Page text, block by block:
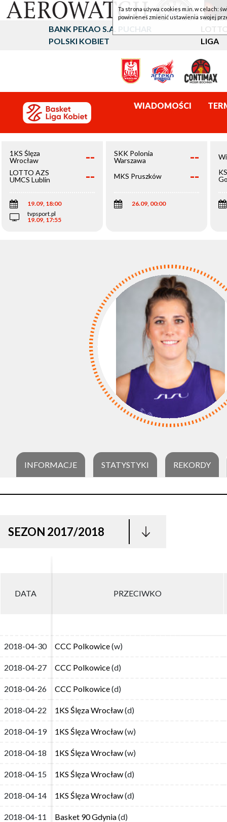
BANK PEKAO S.A. PUCHAR
POLSKI KOBIET
LIGA
WIADOMOŚCI
1KS Ślęza
Wrocław
--
LOTTO AZS
UMCS Lublin
--
19.09, 18:00
tvpsport.pl
19.09, 17:55
SKK Polonia
Warszawa
--
MKS Pruszków --
26.09, 00:00
INFORMACJE STATYSTYKI REKORDY
SEZON 2017/2018
DATA PRZECIWKO
2018-04-30 CCC Polkowice(w)
2018-04-27 CCC Polkowice(d)
2018-04-26 CCC Polkowice(d)
2018-04-22 1KS Ślęza Wrocław(d)
2018-04-19 1KS Ślęza Wrocław(w)
2018-04-18 1KS Ślęza Wrocław(w)
2018-04-15 1KS Ślęza Wrocław(d)
2018-04-14 1KS Ślęza Wrocław(d)
2018-04-11 Basket 90 Gdynia(d)
DATA PRZECIWKO
2018-04-30 CCC Polkowice(w)
2018-04-27 CCC Polkowice(d)
2018-04-26 CCC Polkowice(d)
2018-04-22 1KS Ślęza Wrocław(d)
2018-04-19 1KS Ślęza Wrocław(w)
2018-04-18 1KS Ślęza Wrocław(w)
2018-04-15 1KS Ślęza Wrocław(d)
2018-04-14 1KS Ślęza Wrocław(d)
2018-04-11 Basket 90 Gdynia(d)
Ta strona używa cookies m.in. w celach:
powinieneś zmienić ustawienia swojej